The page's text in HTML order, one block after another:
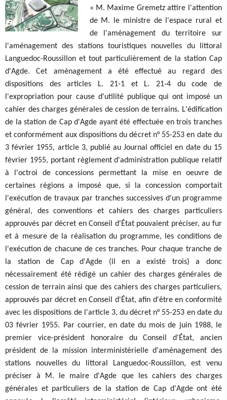
« M. Maxime Gremetz attire l'attention
de M. le ministre de l'espace rural et
de l'aménagement du territoire sur
l'aménagement des stations touristiques nouvelles du littoral
Languedoc-Roussillon et tout particulièrement de la station Cap
d'Agde. Cet aménagement a été effectué au regard des
dispositions des articles L. 21-1 et L. 21-4 du code de
l'expropriation pour cause d'utilité publique qui ont imposé un
cahier des charges générales de cession de terrains. L'édification
de la station de Cap d'Agde ayant été effectuée en trois tranches
et conformément aux dispositions du décret n° 55-253 en date du
3 février 1955, article 3, publié au Journal officiel en date du 15
février 1955, portant règlement d'administration publique relatif
à l'octroi de concessions permettant la mise en oeuvre de
certaines régions a imposé que, si la concession comportait
l'exécution de travaux par tranches successives d'un programme
général, des conventions et cahiers des charges particuliers
approuvés par décret en Conseil d'État pouvaient préciser, au fur
et à mesure de la réalisation du programme, les conditions de
l'exécution de chacune de ces tranches. Pour chaque tranche de
la station de Cap d'Agde (il en a existé trois) a donc
nécessairement été rédigé un cahier des charges générales de
cession de terrain ainsi que des cahiers des charges particuliers,
approuvés par décret en Conseil d'État, afin d'être en conformité
avec les dispositions de l'article 3, du décret n° 55-253 en date du
03 février 1955. Par courrier, en date du mois de juin 1988, le
premier vice-président honoraire du Conseil d'État, ancien
président de la mission interministérielle d'aménagement des
stations nouvelles du littoral Languedoc-Roussillon, est venu
préciser à M. le maire d'Agde que les cahiers des charges
générales et particuliers de la station de Cap d'Agde ont été